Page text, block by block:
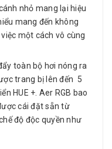
nhỏ mang lại hiệu
mang đến không
một cách vô cùng
toàn bộ hơi nóng ra
trang bị lên đến 5
HUE +. Aer RGB bao
cái đặt sẵn từ
độ độc quyền như